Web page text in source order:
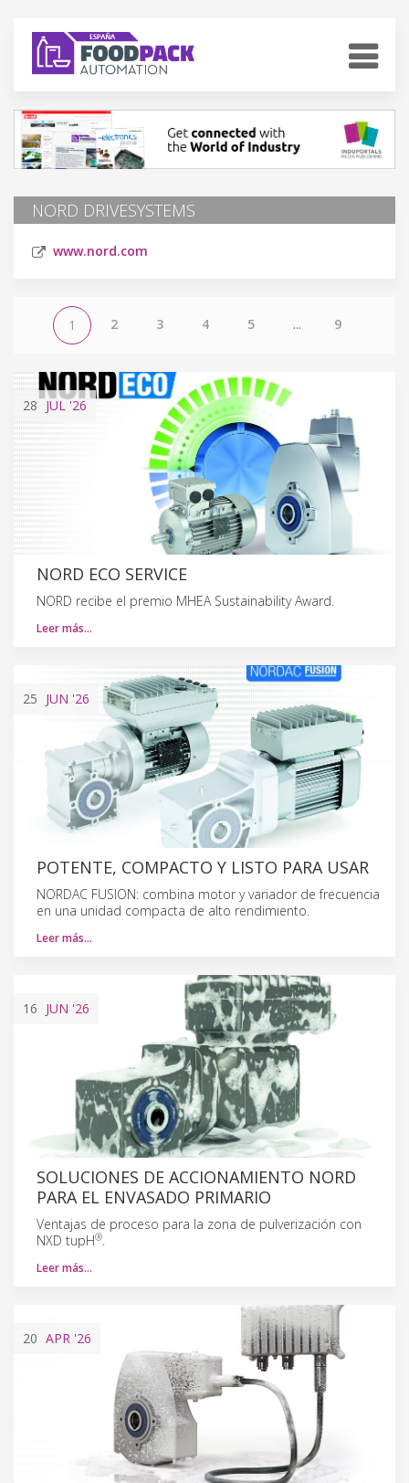
NORD DRIVESYSTEMS
www.nord.com
1 2 3 4 5 ... 9
28 JUL'26
NORD ECO SERVICE
NORD recibe el premio MHEA Sustainability Award.
Leer más…
25 JUN '26
POTENTE, COMPACTO Y LISTO PARA USAR
NORDAC FUSION: combina motor y variador de frecuencia
en una unidad compacta de alto rendimiento.
Leer más…
16 JUN '26
SOLUCIONES DE ACCIONAMIENTO NORD
PARA EL ENVASADO PRIMARIO
Ventajas de proceso para la zona de pulverización con
NXD tupH®.
Leer más…
20 APR '26